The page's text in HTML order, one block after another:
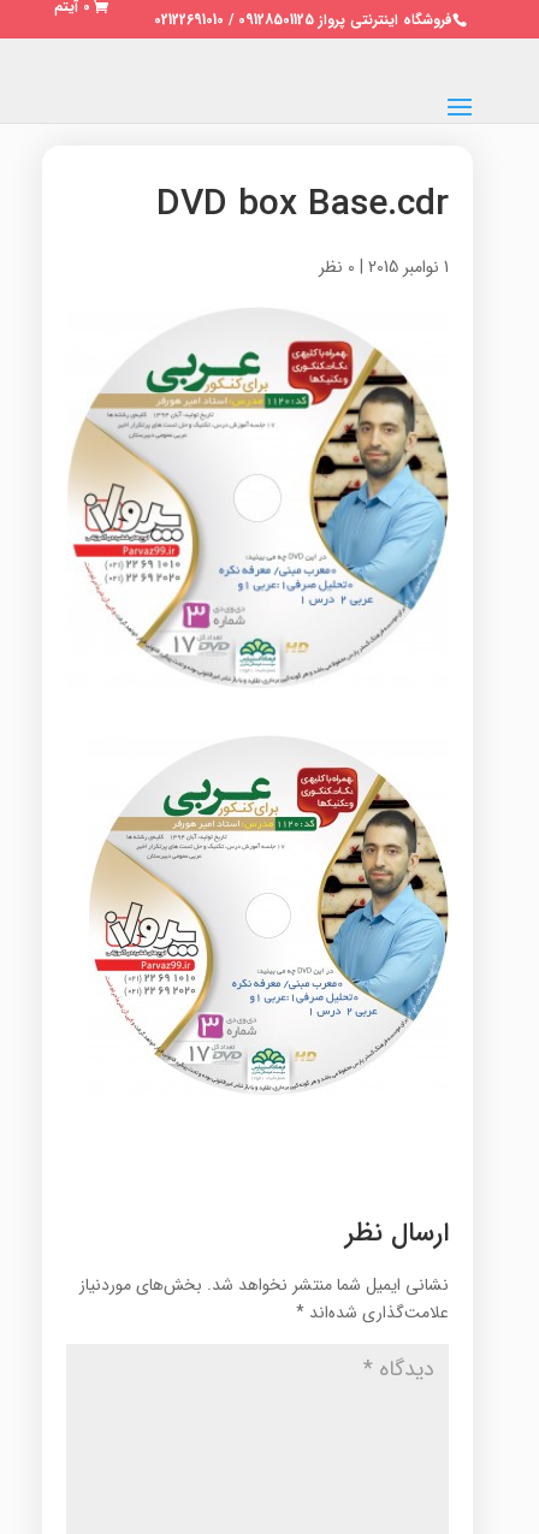
فروشگاه اینترنتی پرواز 09128501125 / 02122691010
0 آیتم
DVD box Base.cdr
1 نوامبر 2015 | 0 نظر
ارسال نظر
نشانی ایمیل شما منتشر نخواهد شد. بخش‌های موردنیاز
علامت‌گذاری شده‌اند *